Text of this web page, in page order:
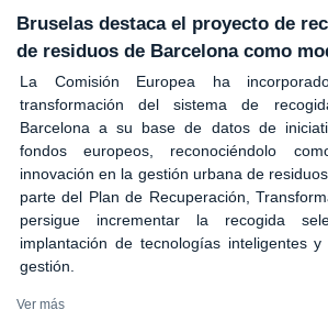
Bruselas destaca el proyecto de
de residuos de Barcelona como
La Comisión Europea ha
transformación del sistema de
Barcelona a su base de datos de
fondos europeos, reconociéndolo
innovación en la gestión urbana de
parte del Plan de Recuperación,
persigue incrementar la recogida
implantación de tecnologías inteligentes
gestión.
Ver más